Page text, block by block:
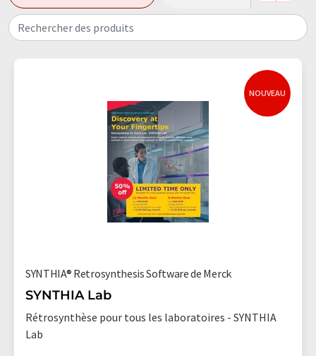
Rechercher des produits
NOUVEAU
SYNTHIA® Retrosynthesis Software de Merck
SYNTHIA Lab
Rétrosynthèse pour tous les laboratoires - SYNTHIA
Lab